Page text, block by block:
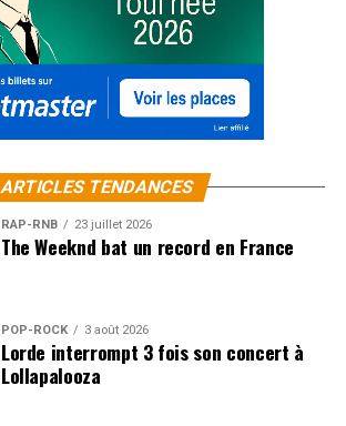
ARTICLES TENDANCES
RAP-RNB 23 juillet 2026
The Weeknd bat un record en France
POP-ROCK 3 août 2026
Lorde interrompt 3 fois son concert à
Lollapalooza